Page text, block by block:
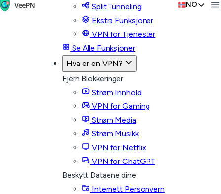
Split Tunneling
Ekstra Funksjoner
VPN for Tjenester
Se Alle Funksjoner
Hva er en VPN?
Fjern Blokkeringer
Strøm Innhold
VPN for Gaming
Strøm Media
Strøm Musikk
VPN for Netflix
VPN for ChatGPT
Beskytt Dataene dine
Internett Personvern
NO